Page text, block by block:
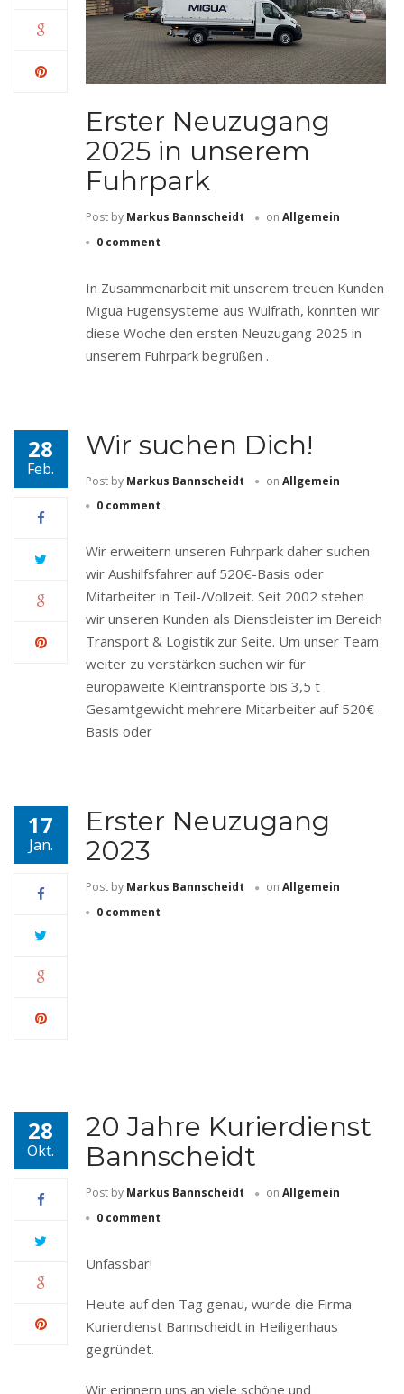
Erster Neuzugang
2025 in unserem
Fuhrpark
Post by Markus Bannscheidt on Allgemein
0 comment
In Zusammenarbeit mit unserem treuen Kunden
Migua Fugensysteme aus Wülfrath, konnten wir
diese Woche den ersten Neuzugang 2025 in
unserem Fuhrpark begrüßen .
28
Feb.
Wir suchen Dich!
Post by Markus Bannscheidt on Allgemein
0 comment
Wir erweitern unseren Fuhrpark daher suchen
wir Aushilfsfahrer auf 520€-Basis oder
Mitarbeiter in Teil-/Vollzeit. Seit 2002 stehen
wir unseren Kunden als Dienstleister im Bereich
Transport & Logistik zur Seite. Um unser Team
weiter zu verstärken suchen wir für
europaweite Kleintransporte bis 3,5 t
Gesamtgewicht mehrere Mitarbeiter auf 520€-
Basis oder
17
Jan.
Erster Neuzugang
2023
Post by Markus Bannscheidt on Allgemein
0 comment
28
Okt.
20 Jahre Kurierdienst
Bannscheidt
Post by Markus Bannscheidt on Allgemein
0 comment
Unfassbar!
Heute auf den Tag genau, wurde die Firma
Kurierdienst Bannscheidt in Heiligenhaus
gegründet.
Wir erinnern uns an viele schöne und